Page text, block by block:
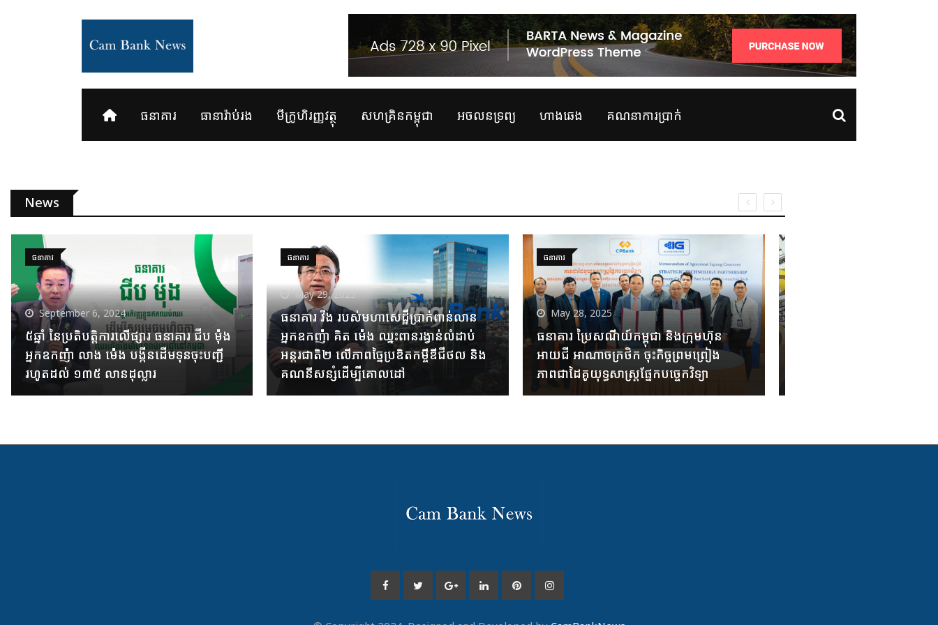
ធនាគារ ធានារ៉ាប់រង មីក្រូហិរញ្ញវត្ថុ សហគ្រិនកម្ពុជា អចលនទ្រព្យ ហាងឆេង គណនាការប្រាក់
News
ធនាគារ
September 6, 2024
៥ឆ្នាំ នៃប្រតិបត្តិការលើផ្សារ ធនាគារ ជីប ម៉ុង
អ្នកឧកញ៉ា លាង ម៉េង បង្កីនដើមទុនចុះបញ្ជី
រហូតដល់ ១៣៥ លានដុល្លារ
ធនាគារ
May 29, 2025
ធនាគារ វីង របស់មហាសេដ្ឋីប្រាក់ពាន់លាន
អ្នកឧកញ៉ា គិត ម៉េង ឈ្នះពានរង្វាន់លំដាប់
អន្តរជាតិ២ លើភាពច្នៃប្រឌិតកម្ចីឌីជីថល និង
គណនីសន្សំដើម្បីគោលដៅ
ធនាគារ
May 28, 2025
ធនាគារ ប្រៃសណីយ៍កម្ពុជា និងក្រុមហ៊ុន
អាយជី អាណាចក្រថិក ចុះកិច្ចព្រមព្រៀង
ភាពជាដៃគូយុទ្ធសាស្ត្រផ្នែកបច្ចេកវិទ្យា